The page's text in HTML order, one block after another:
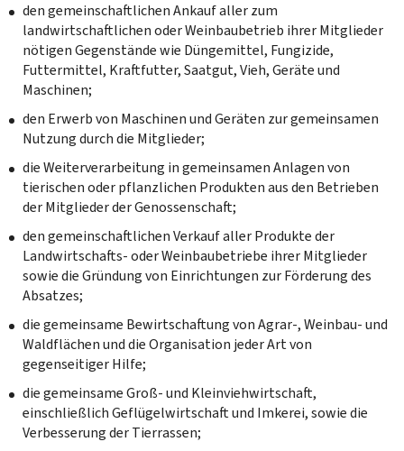
den gemeinschaftlichen Ankauf aller zum
landwirtschaftlichen oder Weinbaubetrieb ihrer Mitglieder
nötigen Gegenstände wie Düngemittel, Fungizide,
Futtermittel, Kraftfutter, Saatgut, Vieh, Geräte und
Maschinen;
den Erwerb von Maschinen und Geräten zur gemeinsamen
Nutzung durch die Mitglieder;
die Weiterverarbeitung in gemeinsamen Anlagen von
tierischen oder pflanzlichen Produkten aus den Betrieben
der Mitglieder der Genossenschaft;
den gemeinschaftlichen Verkauf aller Produkte der
Landwirtschafts- oder Weinbaubetriebe ihrer Mitglieder
sowie die Gründung von Einrichtungen zur Förderung des
Absatzes;
die gemeinsame Bewirtschaftung von Agrar-, Weinbau- und
Waldflächen und die Organisation jeder Art von
gegenseitiger Hilfe;
die gemeinsame Groß- und Kleinviehwirtschaft,
einschließlich Geflügelwirtschaft und Imkerei, sowie die
Verbesserung der Tierrassen;